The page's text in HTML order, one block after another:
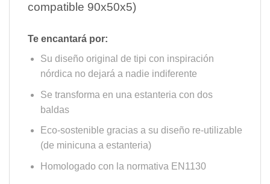
compatible 90x50x5)
Te encantará por:
Su diseño original de tipi con inspiración
nórdica no dejará a nadie indiferente
Se transforma en una estanteria con dos
baldas
Eco-sostenible gracias a su diseño re-utilizable
(de minicuna a estanteria)
Homologado con la normativa EN1130